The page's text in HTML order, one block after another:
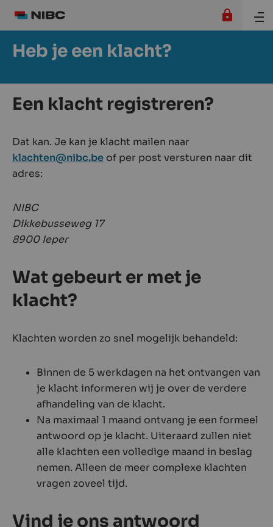
Heb je een klacht?
Een klacht registreren?
Dat kan. Je kan je klacht mailen naar
klachten@nibc.be of per post versturen naar dit
adres:
NIBC
Dikkebusseweg 17
8900 Ieper
Wat gebeurt er met je
klacht?
Klachten worden zo snel mogelijk behandeld:
Binnen de 5 werkdagen na het ontvangen van
je klacht informeren wij je over de verdere
afhandeling van de klacht.
Na maximaal 1 maand ontvang je een formeel
antwoord op je klacht. Uiteraard zullen niet
alle klachten een volledige maand in beslag
nemen. Alleen de meer complexe klachten
vragen zoveel tijd.
Vind je ons antwoord